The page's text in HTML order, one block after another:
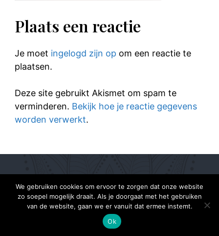
Plaats een reactie
Je moet ingelogd zijn op om een reactie te
plaatsen.
Deze site gebruikt Akismet om spam te
verminderen. Bekijk hoe je reactie gegevens
worden verwerkt.
We gebruiken cookies om ervoor te zorgen dat onze website
zo soepel mogelijk draait. Als je doorgaat met het gebruiken
van de website, gaan we er vanuit dat ermee instemt.
Ok